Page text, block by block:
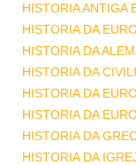
HISTORIA ANTIGA
HISTORIA DA
HISTORIA DA
HISTORIA DA
HISTORIA DA
HISTORIA DA
HISTORIA DA
HISTORIA DA